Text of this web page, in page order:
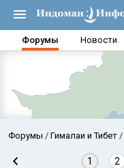
Форумы Новости
Форумы Гималаи и Тибет
1 2